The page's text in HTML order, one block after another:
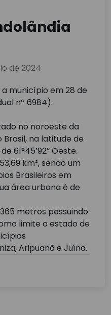
de 2024
município em 28 de
nº 6984).
no noroeste da
na latitude de
61°45’92” Oeste.
km², sendo um
Brasileiros em
área urbana é de
metros possuindo
limite o estado de
Aripuanã e Juína.